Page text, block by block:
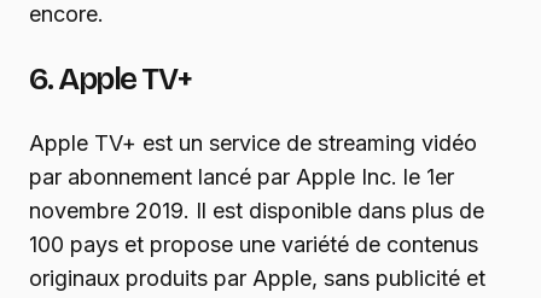
encore.
6. Apple TV+
Apple TV+ est un service de streaming vidéo
par abonnement lancé par Apple Inc. le 1er
novembre 2019. Il est disponible dans plus de
100 pays et propose une variété de contenus
originaux produits par Apple, sans publicité et